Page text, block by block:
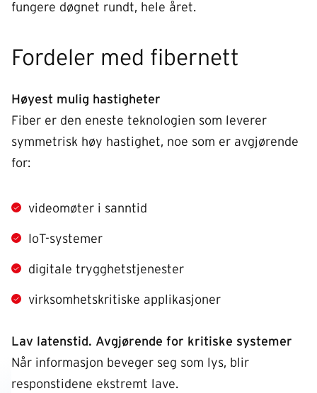
fungere døgnet rundt, hele året.
Fordeler med fibernett
Høyest mulig hastigheter
Fiber er den eneste teknologien som leverer
symmetrisk høy hastighet, noe som er avgjørende
for:
videomøter i sanntid
IoT-systemer
digitale trygghetstjenester
virksomhetskritiske applikasjoner
Lav latenstid. Avgjørende for kritiske systemer
Når informasjon beveger seg som lys, blir
responstidene ekstremt lave.